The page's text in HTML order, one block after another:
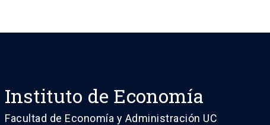
Instituto de Economía
Facultad de Economía y Administración UC